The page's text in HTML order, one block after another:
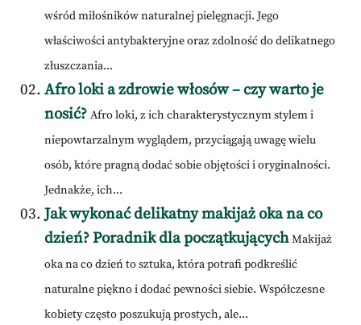
wśród miłośników naturalnej pielęgnacji. Jego
właściwości antybakteryjne oraz zdolność do delikatnego
złuszczania...
Afro loki a zdrowie włosów – czy warto je
nosić? Afro loki, z ich charakterystycznym stylem i
niepowtarzalnym wyglądem, przyciągają uwagę wielu
osób, które pragną dodać sobie objętości i oryginalności.
Jednakże, ich...
Jak wykonać delikatny makijaż oka na co
dzień? Poradnik dla początkujących Makijaż
oka na co dzień to sztuka, która potrafi podkreślić
naturalne piękno i dodać pewności siebie. Współczesne
kobiety często poszukują prostych, ale...